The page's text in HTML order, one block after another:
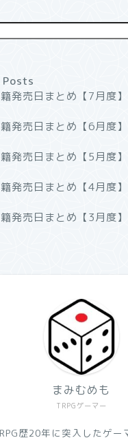
Posts
籍発売日まとめ【7月度
籍発売日まとめ【6月度
籍発売日まとめ【5月度
籍発売日まとめ【4月度
籍発売日まとめ【3月度
TRPGゲーマー
まみむめも
歴20年に突入したゲー